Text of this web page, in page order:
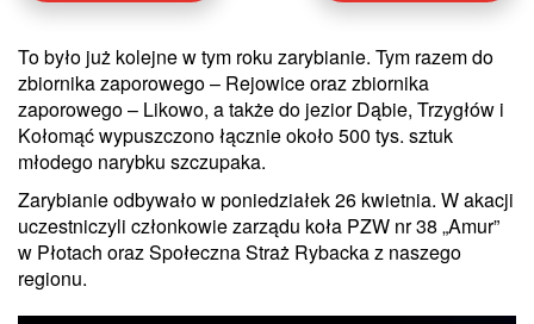
To było już kolejne w tym roku zarybianie. Tym razem do
zbiornika zaporowego – Rejowice oraz zbiornika
zaporowego – Likowo, a także do jezior Dąbie, Trzygłów i
Kołomąć wypuszczono łącznie około 500 tys. sztuk
młodego narybku szczupaka.
Zarybianie odbywało w poniedziałek 26 kwietnia. W akacji
uczestniczyli członkowie zarządu koła PZW nr 38 „Amur”
w Płotach oraz Społeczna Straż Rybacka z naszego
regionu.